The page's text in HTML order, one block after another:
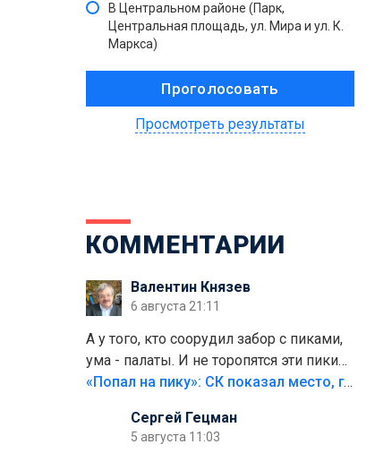
В Центральном районе (Парк,
Центральная площадь, ул. Мира и ул. К.
Маркса)
Просмотреть результаты
КОММЕНТАРИИ
Валентин Князев
6 августа 21:11
А у того, кто соорудил забор с пиками,
ума - палаты. И не торопятся эти пики
срезать
«Попал на пику»: СК показал место, где был смертельно травмирован ребенок в Тольятти
Сергей Гецман
5 августа 11:03